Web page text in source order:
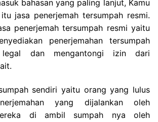
bahasan yang paling lanjut, Kamu
jasa penerjemah tersumpah resmi.
penerjemah tersumpah resmi yaitu
penerjemahan tersumpah
dan mengantongi izin dari
sendiri yaitu orang yang lulus
yang dijalankan oleh
di ambil sumpah nya oleh